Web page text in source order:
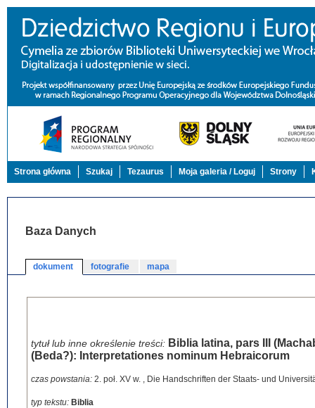
Strona główna Szukaj Tezaurus Moja galeria / Loguj Strony
Baza Danych
dokument fotografie mapa
tytuł lub inne określenie treści: Biblia latina, pars III
(Beda?): Interpretationes nominum Hebraicorum
czas powstania: 2. poł. XV w. , Die Handschriften der Staats- und
typ tekstu: Biblia